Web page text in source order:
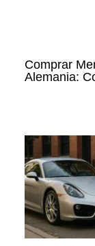
Comprar
Alemania: